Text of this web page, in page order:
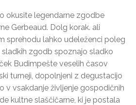
okusite legendarne zgodbe
Gerbeaud. Dolg korak. ali
sprehodu lahko udeleženci poleg
sladkih zgodb spoznajo sladko
Budimpešte veselih časov
turneji, dopolnjeni z degustacijo
v vsakdanje življenje gospodičnih
kultne slaščičarne, ki je postala